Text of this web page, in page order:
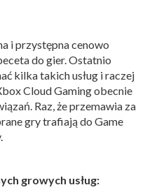
i przystępna cenowo
do gier. Ostatnio
kilka takich usług i raczej
Cloud Gaming obecnie
Raz, że przemawia za
gry trafiają do Game
growych usług: